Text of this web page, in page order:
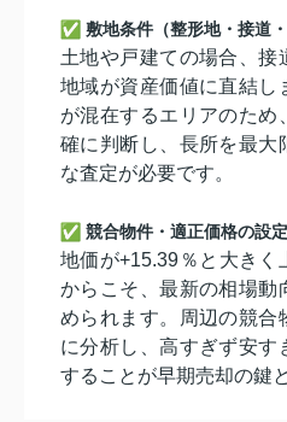
敷地条件（整形地・接道・
土地や戸建ての場合、接
地域が資産価値に直結し
が混在するエリアのため、
確に判断し、 長所を最大
な査定が必要です。
競合物件・適正価格の設
地価が+15.39％ と大きく
からこそ、最新の相場動
められます。
周辺の競合
に分析し、高すぎず安す
することが早期売却の鍵